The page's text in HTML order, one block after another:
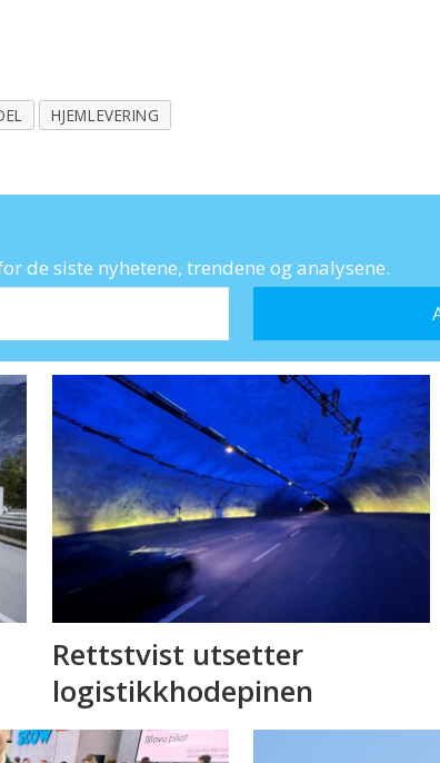
HJEMLEVERING
de siste nyhetene, trendene og analysene.
Rettstvist utsetter
logistikkhodepinen